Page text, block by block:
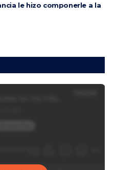
le hizo componerle a la